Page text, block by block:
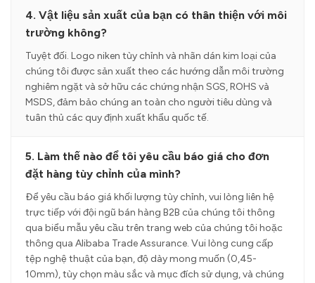
4. Vật liệu sản xuất của bạn có thân thiện với môi
trường không?
Tuyệt đối. Logo niken tùy chỉnh và nhãn dán kim loại của
chúng tôi được sản xuất theo các hướng dẫn môi trường
nghiêm ngặt và sở hữu các chứng nhận SGS, ROHS và
MSDS, đảm bảo chúng an toàn cho người tiêu dùng và
tuân thủ các quy định xuất khẩu quốc tế.
5. Làm thế nào để tôi yêu cầu báo giá cho đơn
đặt hàng tùy chỉnh của mình?
Để yêu cầu báo giá khối lượng tùy chỉnh, vui lòng liên hệ
trực tiếp với đội ngũ bán hàng B2B của chúng tôi thông
qua biểu mẫu yêu cầu trên trang web của chúng tôi hoặc
thông qua Alibaba Trade Assurance. Vui lòng cung cấp
tệp nghệ thuật của bạn, độ dày mong muốn (0,45-
10mm), tùy chọn màu sắc và mục đích sử dụng, và chúng